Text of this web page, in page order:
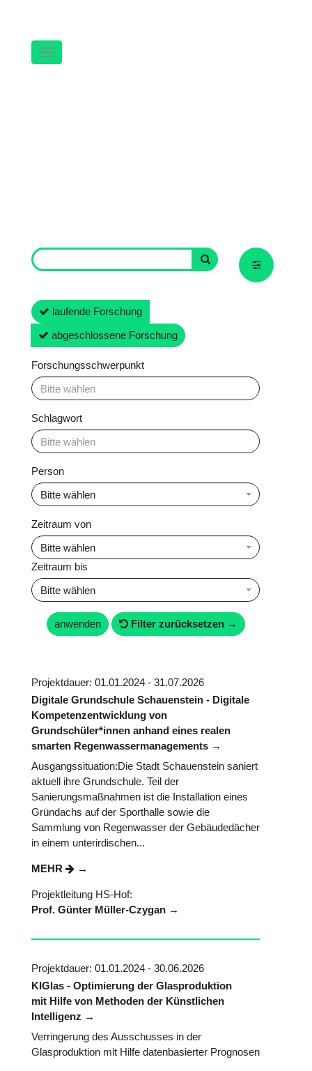
Navigation
laufende Forschung
abgeschlossene Forschung
Forschungsschwerpunkt
Schlagwort
Person
Bitte wählen
Zeitraum von
Bitte wählen
Zeitraum bis
Bitte wählen
anwenden Filter zurücksetzen
Projektdauer: 01.01.2024 - 31.07.2026
Digitale Grundschule Schauenstein - Digitale
Kompetenzentwicklung von
Grundschüler*innen anhand eines realen
smarten Regenwassermanagements
Ausgangssituation:Die Stadt Schauenstein saniert
aktuell ihre Grundschule. Teil der
Sanierungsmaßnahmen ist die Installation eines
Gründachs auf der Sporthalle sowie die
Sammlung von Regenwasser der Gebäudedächer
in einem unterirdischen...
MEHR
Projektleitung HS-Hof:
Prof. Günter Müller-Czygan
Projektdauer: 01.01.2024 - 30.06.2026
KIGlas - Optimierung der Glasproduktion
mit Hilfe von Methoden der Künstlichen
Intelligenz
Verringerung des Ausschusses in der
Glasproduktion mit Hilfe datenbasierter Prognosen